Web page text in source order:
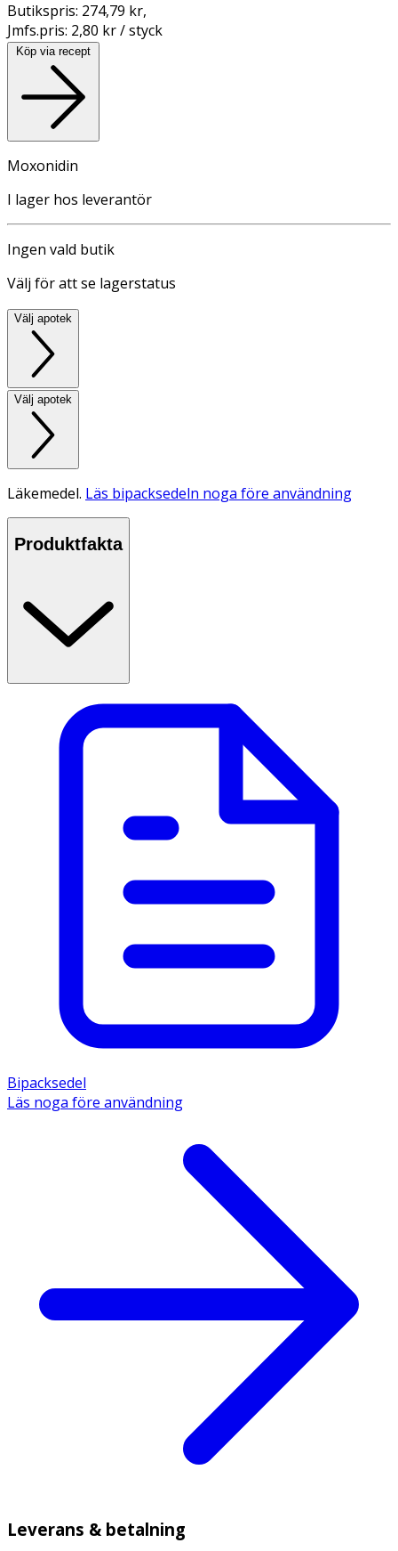
Butikspris: 274,79 kr,
Jmfs.pris: 2,80 kr / styck
Köp via recept
Moxonidin
I lager hos leverantör
Ingen vald butik
Välj för att se lagerstatus
Välj apotek
Välj apotek
Läkemedel. Läs bipacksedeln noga före användning
Produktfakta
Bipacksedel
Läs noga före användning
Leverans & betalning